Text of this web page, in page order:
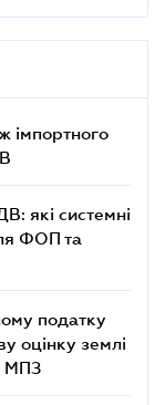
імпортного
які системні
ФОП та
податку
оцінку землі
МПЗ